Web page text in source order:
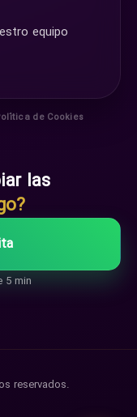
equipo
de Cookies
las
5 min
reservados.